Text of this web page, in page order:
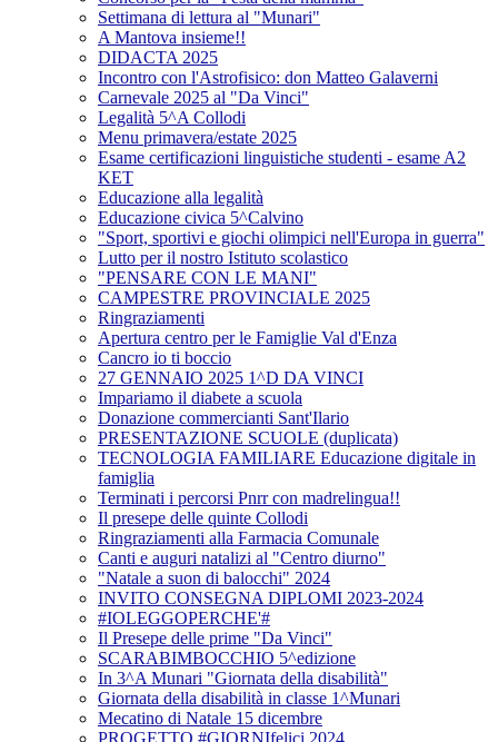
Settimana di lettura al "Munari"
A Mantova insieme!!
DIDACTA 2025
Incontro con l'Astrofisico: don Matteo Galaverni
Carnevale 2025 al "Da Vinci"
Legalità 5^A Collodi
Menu primavera/estate 2025
Esame certificazioni linguistiche studenti - esame A2
KET
Educazione alla legalità
Educazione civica 5^Calvino
"Sport, sportivi e giochi olimpici nell'Europa in guerra"
Lutto per il nostro Istituto scolastico
"PENSARE CON LE MANI"
CAMPESTRE PROVINCIALE 2025
Ringraziamenti
Apertura centro per le Famiglie Val d'Enza
Cancro io ti boccio
27 GENNAIO 2025 1^D DA VINCI
Impariamo il diabete a scuola
Donazione commercianti Sant'Ilario
PRESENTAZIONE SCUOLE (duplicata)
TECNOLOGIA FAMILIARE Educazione digitale in
famiglia
Terminati i percorsi Pnrr con madrelingua!!
Il presepe delle quinte Collodi
Ringraziamenti alla Farmacia Comunale
Canti e auguri natalizi al "Centro diurno"
"Natale a suon di balocchi" 2024
INVITO CONSEGNA DIPLOMI 2023-2024
#IOLEGGOPERCHE'#
Il Presepe delle prime "Da Vinci"
SCARABIMBOCCHIO 5^edizione
In 3^A Munari "Giornata della disabilità"
Giornata della disabilità in classe 1^Munari
Mecatino di Natale 15 dicembre